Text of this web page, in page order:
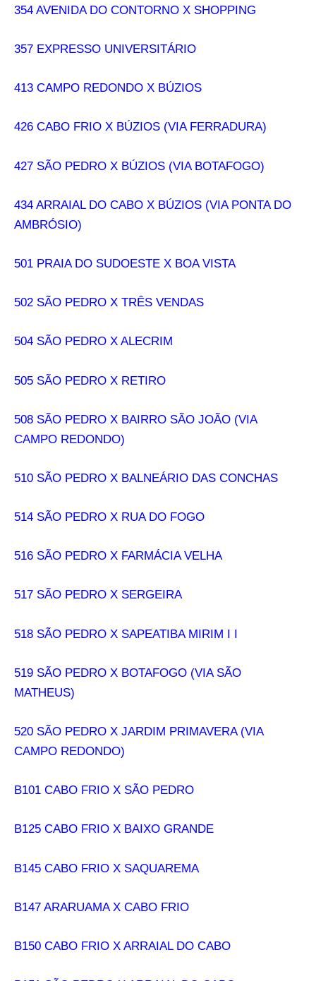
354 AVENIDA DO CONTORNO X SHOPPING
357 EXPRESSO UNIVERSITÁRIO
413 CAMPO REDONDO X BÚZIOS
426 CABO FRIO X BÚZIOS (VIA FERRADURA)
427 SÃO PEDRO X BÚZIOS (VIA BOTAFOGO)
434 ARRAIAL DO CABO X BÚZIOS (VIA PONTA DO
AMBRÓSIO)
501 PRAIA DO SUDOESTE X BOA VISTA
502 SÃO PEDRO X TRÊS VENDAS
504 SÃO PEDRO X ALECRIM
505 SÃO PEDRO X RETIRO
508 SÃO PEDRO X BAIRRO SÃO JOÃO (VIA
CAMPO REDONDO)
510 SÃO PEDRO X BALNEÁRIO DAS CONCHAS
514 SÃO PEDRO X RUA DO FOGO
516 SÃO PEDRO X FARMÁCIA VELHA
517 SÃO PEDRO X SERGEIRA
518 SÃO PEDRO X SAPEATIBA MIRIM I I
519 SÃO PEDRO X BOTAFOGO (VIA SÃO
MATHEUS)
520 SÃO PEDRO X JARDIM PRIMAVERA (VIA
CAMPO REDONDO)
B101 CABO FRIO X SÃO PEDRO
B125 CABO FRIO X BAIXO GRANDE
B145 CABO FRIO X SAQUAREMA
B147 ARARUAMA X CABO FRIO
B150 CABO FRIO X ARRAIAL DO CABO